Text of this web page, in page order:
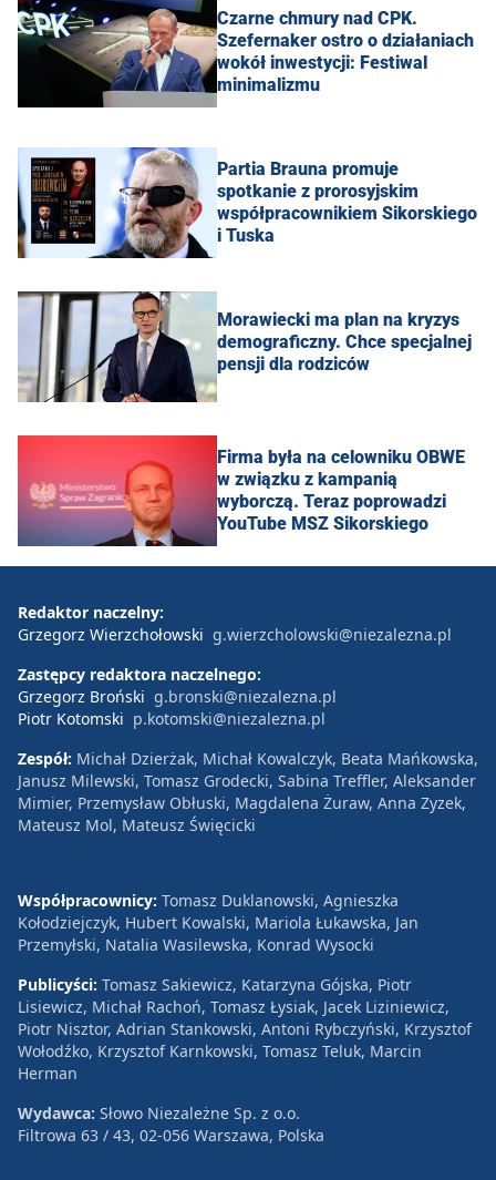
Czarne chmury nad CPK.
Szefernaker ostro o działaniach
wokół inwestycji: Festiwal
minimalizmu
Partia Brauna promuje
spotkanie z prorosyjskim
współpracownikiem Sikorskiego
i Tuska
Morawiecki ma plan na kryzys
demograficzny. Chce specjalnej
pensji dla rodziców
Firma była na celowniku OBWE
w związku z kampanią
wyborczą. Teraz poprowadzi
YouTube MSZ Sikorskiego
Redaktor naczelny:
Grzegorz Wierzchołowski g.wierzcholowski@niezalezna.pl
Zastępcy redaktora naczelnego:
Grzegorz Broński g.bronski@niezalezna.pl
Piotr Kotomski p.kotomski@niezalezna.pl
Zespół: Michał Dzierżak, Michał Kowalczyk, Beata Mańkowska,
Janusz Milewski, Tomasz Grodecki, Sabina Treffler, Aleksander
Mimier, Przemysław Obłuski, Magdalena Żuraw, Anna Zyzek,
Mateusz Mol, Mateusz Święcicki
Współpracownicy: Tomasz Duklanowski, Agnieszka
Kołodziejczyk, Hubert Kowalski, Mariola Łukawska, Jan
Przemyłski, Natalia Wasilewska, Konrad Wysocki
Publicyści: Tomasz Sakiewicz, Katarzyna Gójska, Piotr
Lisiewicz, Michał Rachoń, Tomasz Łysiak, Jacek Liziniewicz,
Piotr Nisztor, Adrian Stankowski, Antoni Rybczyński, Krzysztof
Wołodźko, Krzysztof Karnkowski, Tomasz Teluk, Marcin
Herman
Wydawca: Słowo Niezależne Sp. z o.o.
Filtrowa 63 / 43, 02-056 Warszawa, Polska